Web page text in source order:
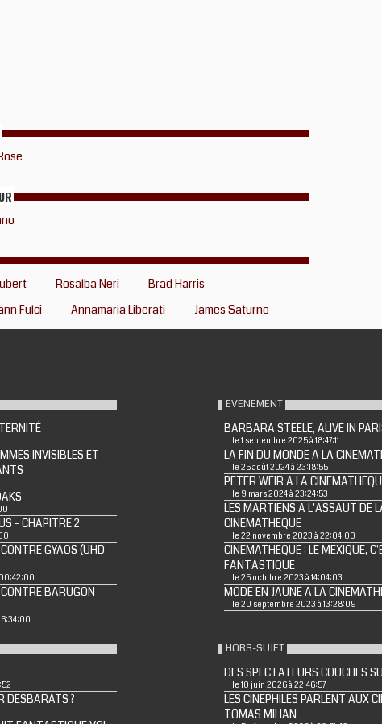
Rosalba Neri
Brad Harris
Fulci Annamaria Liberati James Saturno
INVISIBLES ET
- CHAPITRE 2
GYAOS (UHD
BARUGON
EVENEMENT
BARBARA STEELE, ALIVE IN
le 1 septembre 2025 à 18:47:11
LA FIN DU MONDE A LA
le 25 août 2024 à 23:18:55
PETER WEIR A LA
le 9 mars 2024 à 23:24:53
LES MARTIENS A L'ASSAUT DE
CINEMATHEQUE
le 22 novembre 2023 à 22:04:00
CINEMATHEQUE : LE MEXIQUE,
FANTASTIQUE
le 25 octobre 2023 à 14:04:03
MODE EN JAUNE A LA
le 20 septembre 2023 à 13:28:09
DESBARATS ?
HORS-SUJET
DES SPECTATEURS COUCHES
le 10 juin 2026 à 22:46:57
LES CINEPHILES PARLENT AUX
TOMAS MILIAN